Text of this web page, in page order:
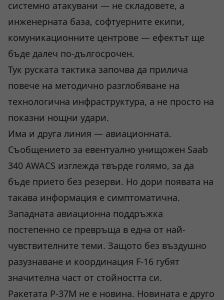
системно атакувани — не складовете, а
инженерната база, софтуерните екипи,
комуникационните центрове — ефектът ще
бъде далеч по-дългосрочен.
Тук руската тактика започва да прилича
повече на методично разглобяване на
технологична инфраструктура, а не просто на
показни нощни удари.
Има и друга линия — авиационната.
Съобщението за евентуално унищожен Saab
340 AWACS изглежда твърде голямо, за да
бъде прието без резерви. Но дори появата на
такава информация е симптоматична.
Западната авиационна поддръжка
постепенно се превръща в една от най-
чувствителните теми. Защото без въздушно
разузнаване и координация F-16 губят
значителна част от стойността си.
Ракетата Р-37М не е новина. Новината е друго